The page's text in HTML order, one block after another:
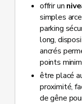
offrir un
simples
parking
long,
ancrés
points
être placé
proximité,
de gêne